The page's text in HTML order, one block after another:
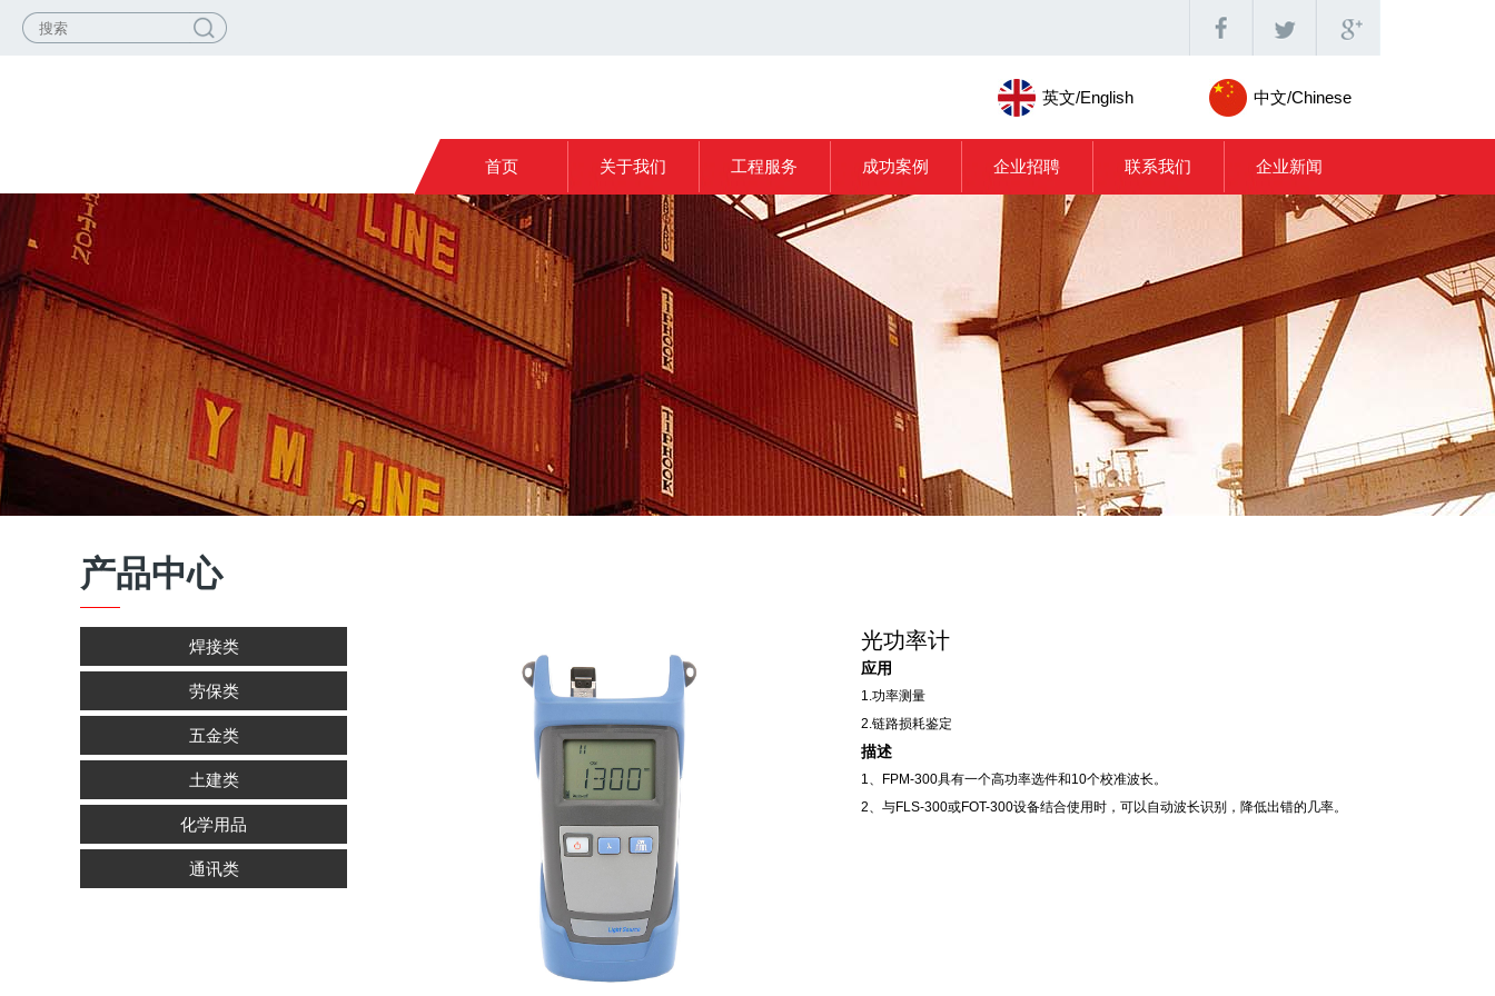
中文/Chinese
英文/English
首页 关于我们 工程服务 成功案例 企业招聘 联系我们 企业新闻
产品中心
焊接类
劳保类
五金类
土建类
化学用品
通讯类
光功率计
应用
1.功率测量
2.链路损耗鉴定
描述
1、FPM-300具有一个高功率选件和10个校准波长。
2、与FLS-300或FOT-300设备结合使用时，可以自动波长识别，降低出错的几率。